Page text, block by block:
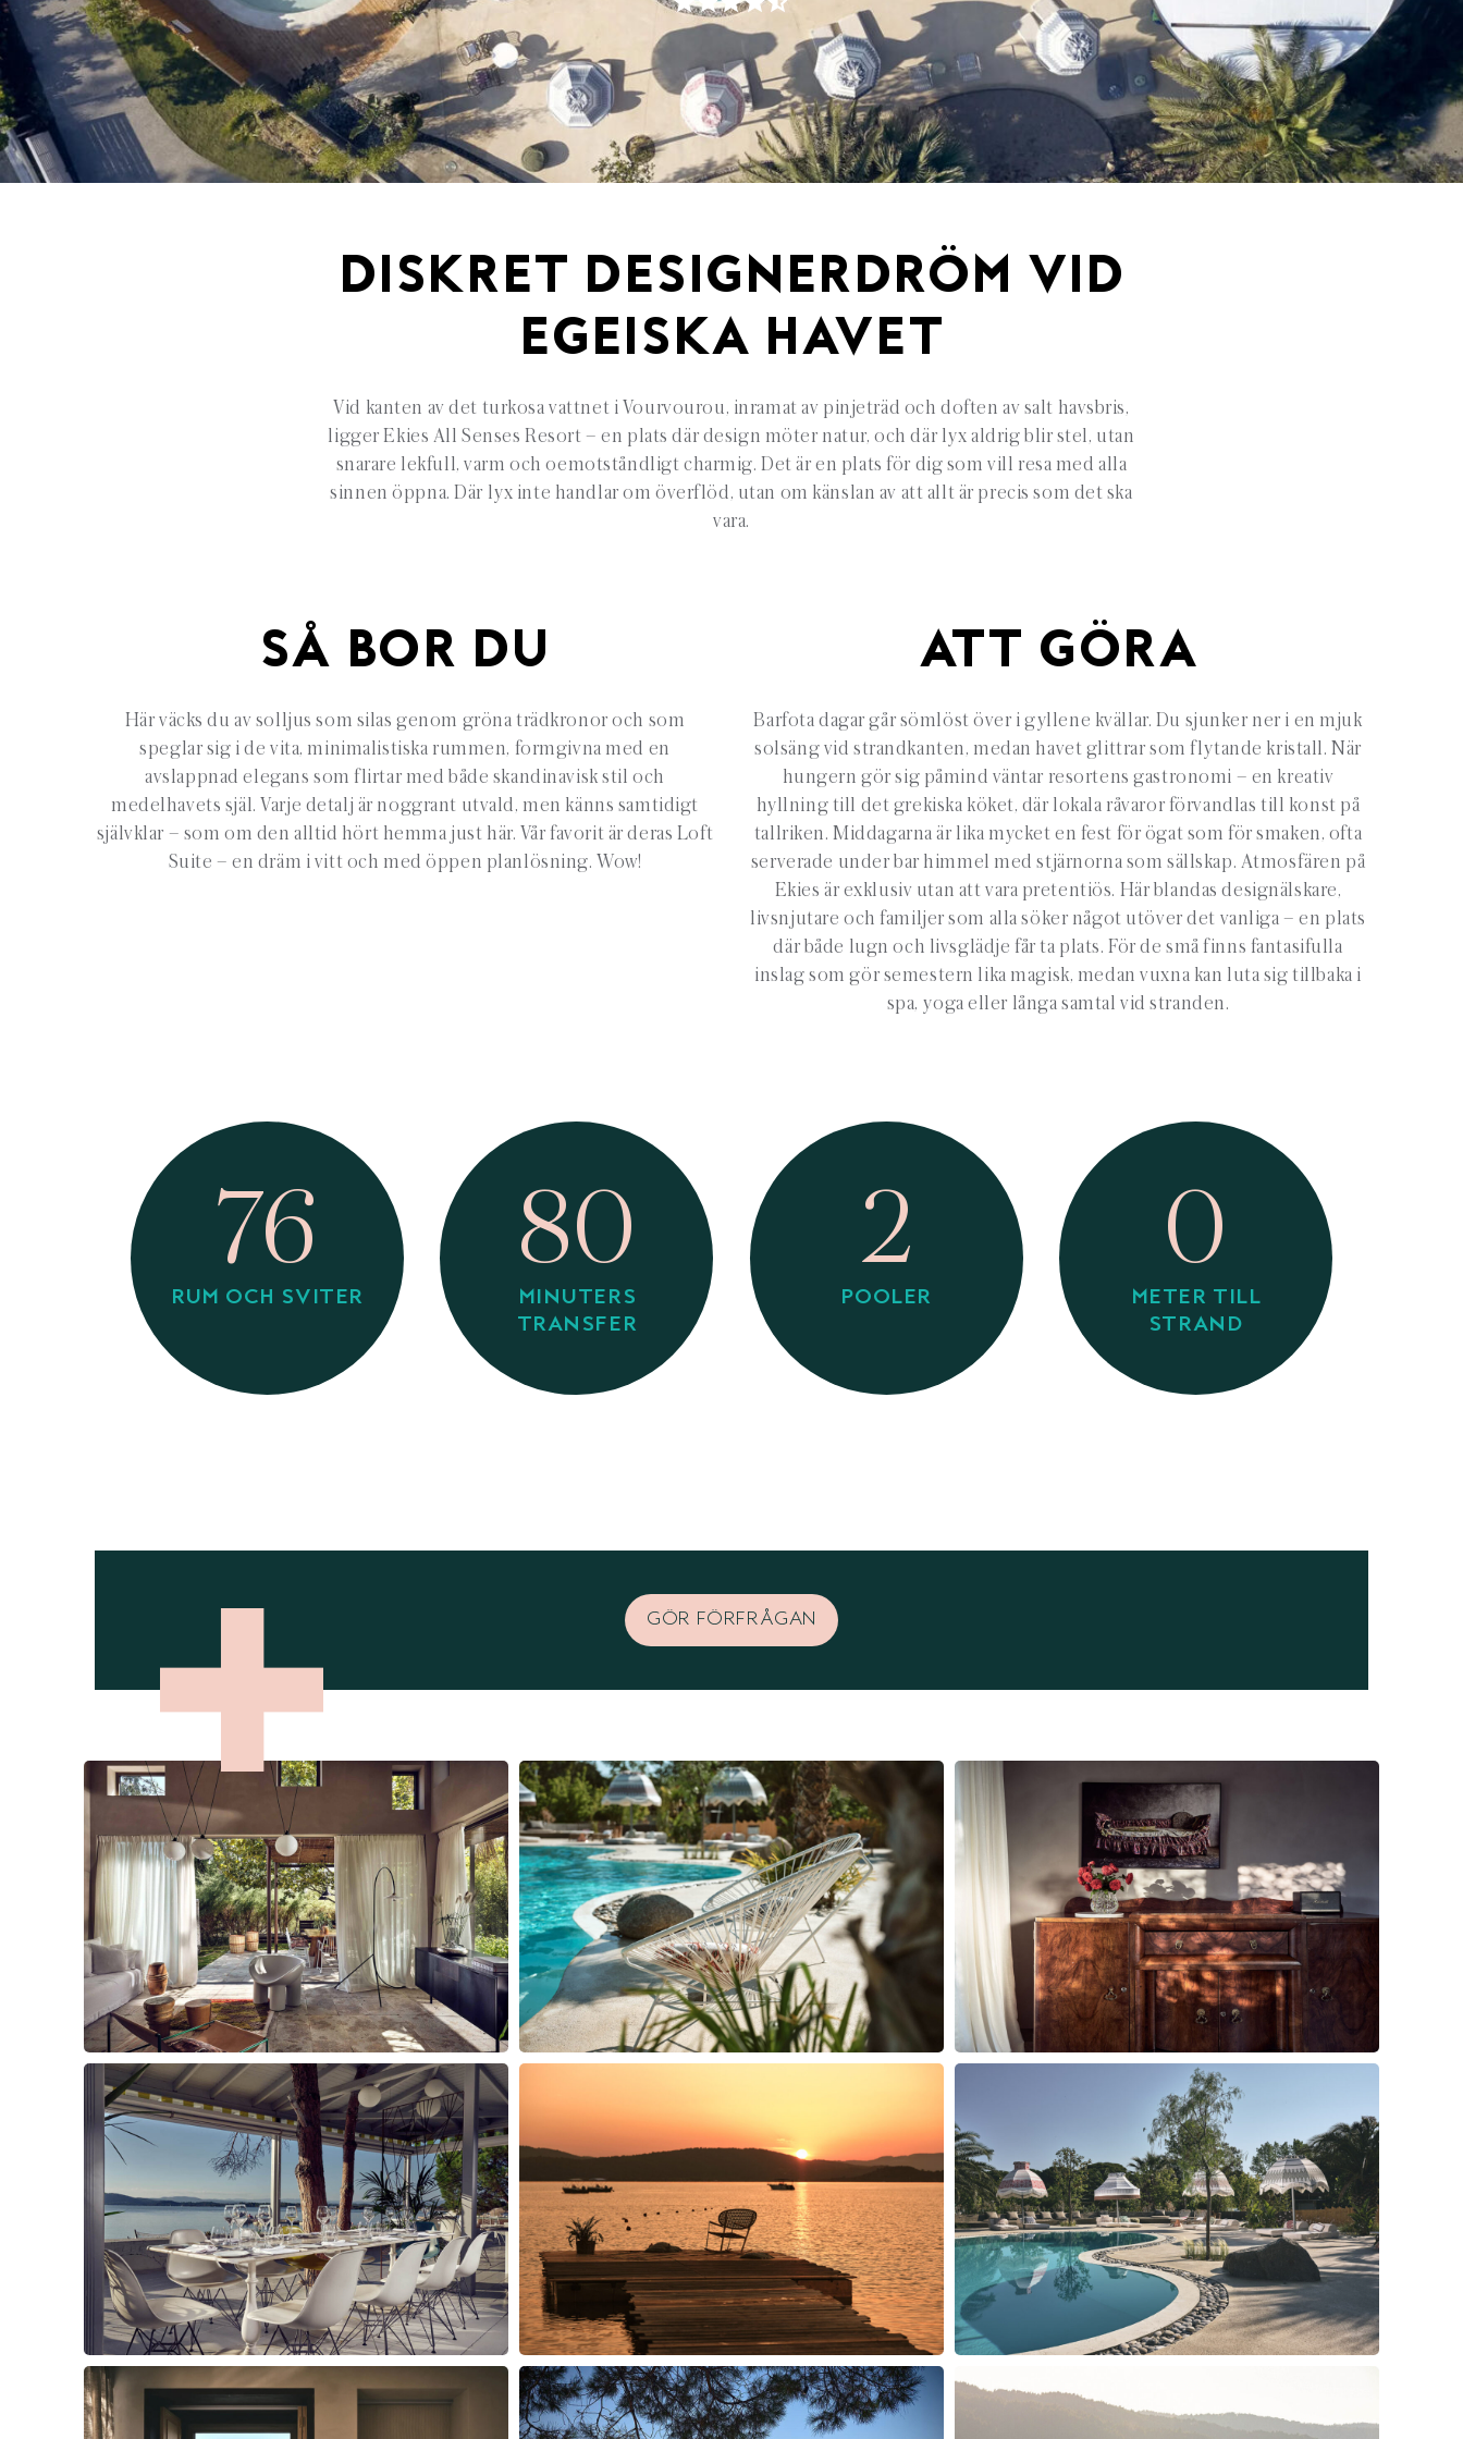
DISKRET DESIGNERDRÖM VID
EGEISKA HAVET
Vid kanten av det turkosa vattnet i Vourvourou, inramat av pinjeträd och doften av salt havsbris,
ligger Ekies All Senses Resort – en plats där design möter natur, och där lyx aldrig blir stel, utan
snarare lekfull, varm och oemotståndligt charmig. Det är en plats för dig som vill resa med alla
sinnen öppna. Där lyx inte handlar om överflöd, utan om känslan av att allt är precis som det ska
vara.
SÅ BOR DU
Här väcks du av solljus som silas genom gröna trädkronor och som
speglar sig i de vita, minimalistiska rummen, formgivna med en
avslappnad elegans som flirtar med både skandinavisk stil och
medelhavets själ. Varje detalj är noggrant utvald, men känns samtidigt
självklar – som om den alltid hört hemma just här. Vår favorit är deras Loft
Suite – en dräm i vitt och med öppen planlösning. Wow!
ATT GÖRA
Barfota dagar går sömlöst över i gyllene kvällar. Du sjunker ner i en mjuk
solsäng vid strandkanten, medan havet glittrar som flytande kristall. När
hungern gör sig påmind väntar resortens gastronomi – en kreativ
hyllning till det grekiska köket, där lokala råvaror förvandlas till konst på
tallriken. Middagarna är lika mycket en fest för ögat som för smaken, ofta
serverade under bar himmel med stjärnorna som sällskap. Atmosfären på
Ekies är exklusiv utan att vara pretentiös. Här blandas designälskare,
livsnjutare och familjer som alla söker något utöver det vanliga – en plats
där både lugn och livsglädje får ta plats. För de små finns fantasifulla
inslag som gör semestern lika magisk, medan vuxna kan luta sig tillbaka i
spa, yoga eller långa samtal vid stranden.
76
RUM OCH SVITER
80
MINUTERS
TRANSFER
2
POOLER
0
METER TILL
STRAND
GÖR FÖRFRÅGAN